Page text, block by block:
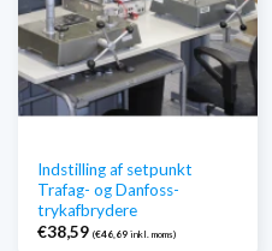
Indstilling af setpunkt
Trafag- og Danfoss-
trykafbrydere
€38,59 (€46,69 inkl. moms)